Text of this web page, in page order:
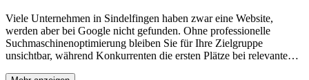
Viele Unternehmen in Sindelfingen haben zwar eine Website,
werden aber bei Google nicht gefunden. Ohne professionelle
Suchmaschinenoptimierung bleiben Sie für Ihre Zielgruppe
unsichtbar, während Konkurrenten die ersten Plätze bei relevanten